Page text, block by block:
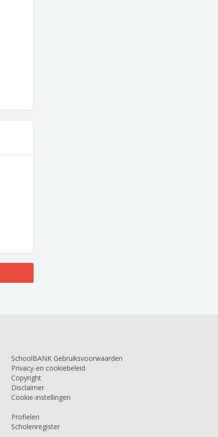
SchoolBANK Gebruiksvoorwaarden
Privacy-en cookiebeleid
Copyright
Disclaimer
Cookie-instellingen
Profielen
Scholenregister